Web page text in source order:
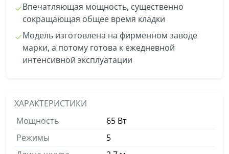
Впечатляющая мощность, существенно
сокращающая общее время кладки
Модель изготовлена на фирменном заводе
марки, а потому готова к ежедневной
интенсивной эксплуатации
ХАРАКТЕРИСТИКИ
Мощность
65 Вт
Режимы
5